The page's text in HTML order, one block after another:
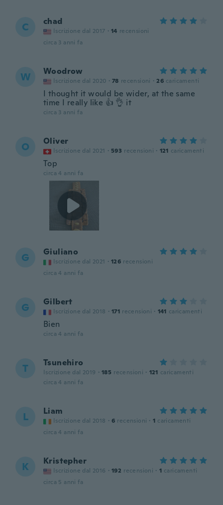
C chad
Iscrizione dal 2017 · 14 recensioni
circa 3 anni fa
W Woodrow
Iscrizione dal 2020 · 78 recensioni · 26 caricamenti
I thought it would be wider, at the same
time I really like 👍 👌 it
circa 3 anni fa
O Oliver
Iscrizione dal 2021 · 593 recensioni · 121 caricamenti
Top
circa 4 anni fa
G Giuliano
Iscrizione dal 2021 · 126 recensioni
circa 4 anni fa
G Gilbert
Iscrizione dal 2018 · 171 recensioni · 141 caricamenti
Bien
circa 4 anni fa
T Tsunehiro
Iscrizione dal 2019 · 185 recensioni · 121 caricamenti
circa 4 anni fa
L Liam
Iscrizione dal 2018 · 6 recensioni · 1 caricamenti
circa 4 anni fa
K Kristepher
Iscrizione dal 2016 · 192 recensioni · 1 caricamenti
circa 5 anni fa